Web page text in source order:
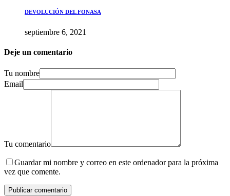
DEVOLUCIÓN DEL FONASA
septiembre 6, 2021
Deje un comentario
Tu nombre
Email
Tu comentario
Guardar mi nombre y correo en este ordenador para la próxima
vez que comente.